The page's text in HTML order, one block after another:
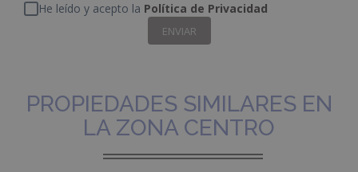
He leído y acepto la Política de Privacidad
PROPIEDADES SIMILARES EN
LA ZONA CENTRO